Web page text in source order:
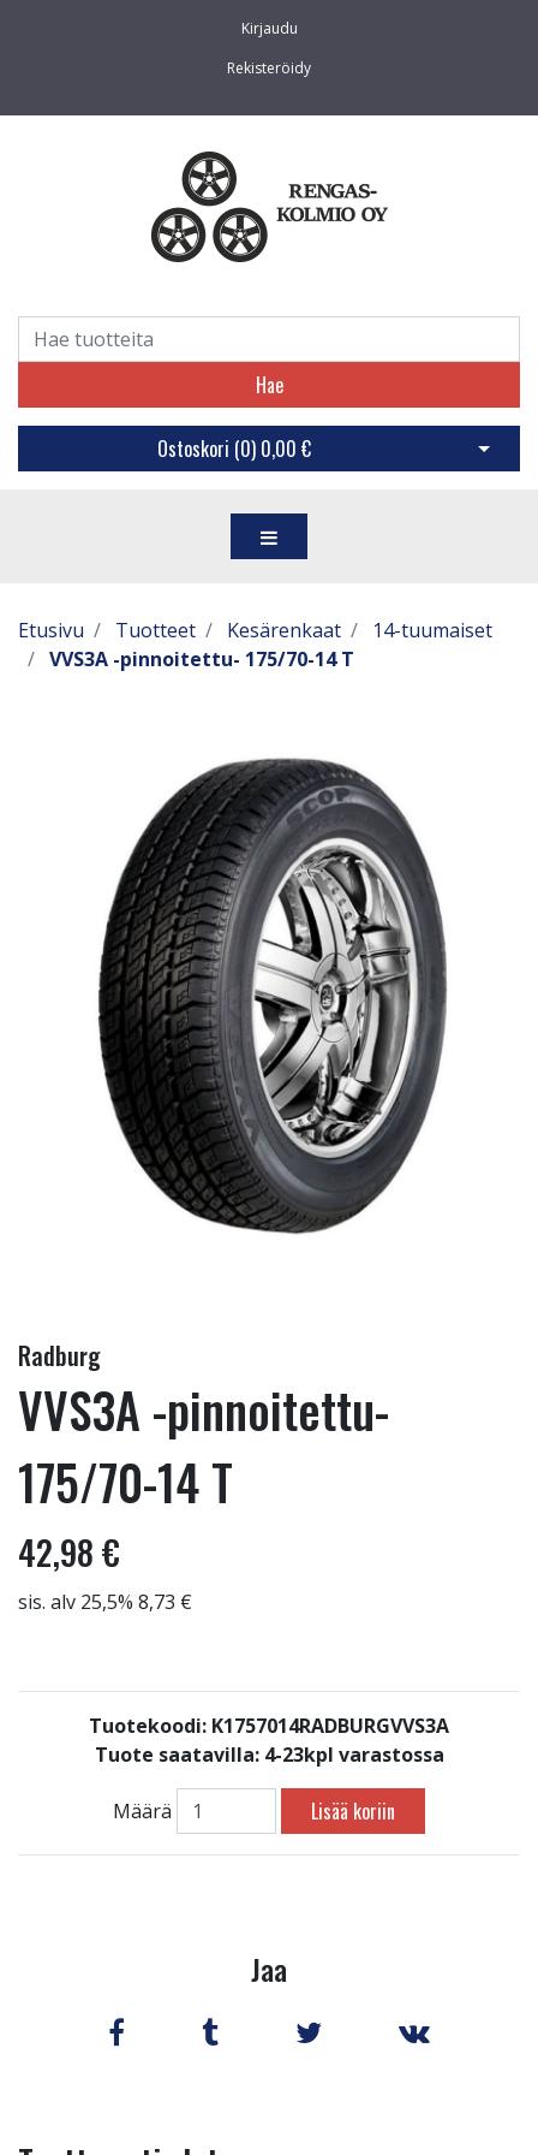
Kirjaudu
Rekisteröidy
Hae
Ostoskori (0) 0,00 € Avaa
Etusivu Tuotteet Kesärenkaat
14-tuumaiset
VVS3A -pinnoitettu- 175/70-14 T
Radburg
VVS3A -pinnoitettu-
175/70-14 T
42,98 €
sis. alv 25,5% 8,73 €
Tuotekoodi: K1757014RADBURGVVS3A
Tuote saatavilla: 4-23kpl varastossa
Määrä Lisää koriin
Jaa